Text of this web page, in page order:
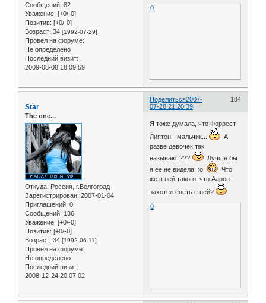
Сообщений: 82
Уважение: [+0/-0]
Позитив: [+0/-0]
Возраст: 34 [1992-07-29]
Провел на форуме:
Не определено
Последний визит:
2009-08-08 18:09:59
0
Поделиться 184
2007-
07-28 21:20:39
Star
The one...
Откуда: Россия, г.Волгоград
Зарегистрирован: 2007-01-04
Приглашений: 0
Сообщений: 136
Уважение: [+0/-0]
Позитив: [+0/-0]
Возраст: 34 [1992-06-11]
Провел на форуме:
Не определено
Последний визит:
2008-12-24 20:07:02
Я тоже думала, что Форрест
Липтон - мальчик...
А
разве девочек так
называют???
Лучше бы
я ее не видела :o
Что
же в ней такого, что Аарон
захотел спеть с ней?
0